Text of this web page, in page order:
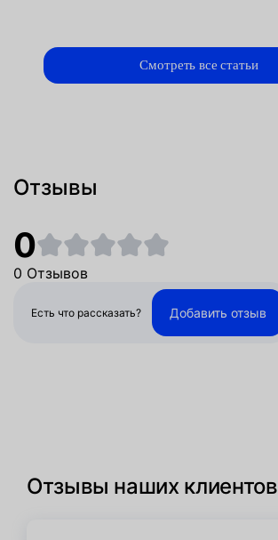
Смотреть все статьи
Отзывы
0
0 Отзывов
Есть что рассказать? Добавить отзыв
Отзывы наших клиентов